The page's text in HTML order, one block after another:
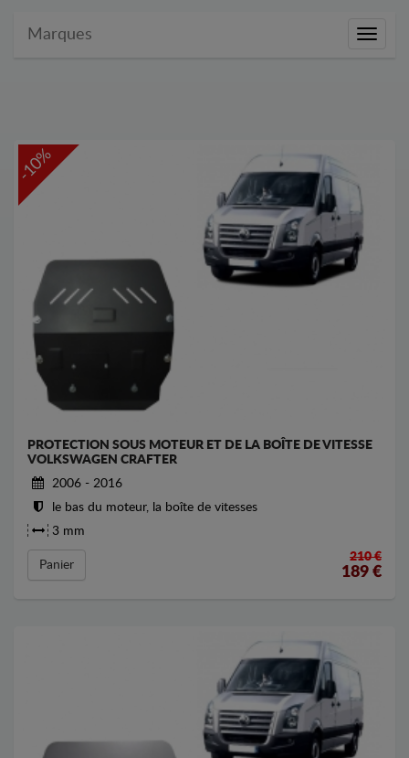
Marques
-10%
PROTECTION SOUS MOTEUR ET DE LA BOÎTE DE VITESSE
VOLKSWAGEN CRAFTER
2006 - 2016
le bas du moteur, la boîte de vitesses
3 mm
Panier
210 €
189 €